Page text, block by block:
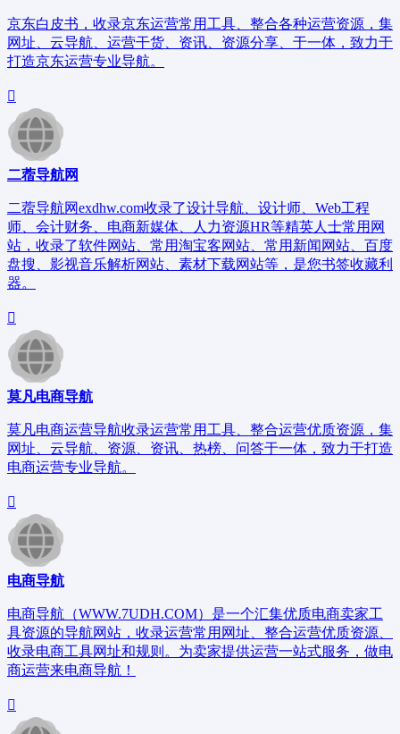
京东白皮书，收录京东运营常用工具、整合各种运营资源，集
网址、云导航、运营干货、资讯、资源分享、于一体，致力于
打造京东运营专业导航。
二蓿导航网
二蓿导航网exdhw.com收录了设计导航、设计师、Web工程
师、会计财务、电商新媒体、人力资源HR等精英人士常用网
站，收录了软件网站、常用淘宝客网站、常用新闻网站、百度
盘搜、影视音乐解析网站、素材下载网站等，是您书签收藏利
器。
莫凡电商导航
莫凡电商运营导航收录运营常用工具、整合运营优质资源，集
网址、云导航、资源、资讯、热榜、问答于一体，致力于打造
电商运营专业导航。
电商导航
电商导航（WWW.7UDH.COM）是一个汇集优质电商卖家工
具资源的导航网站，收录运营常用网址、整合运营优质资源、
收录电商工具网址和规则。为卖家提供运营一站式服务，做电
商运营来电商导航！